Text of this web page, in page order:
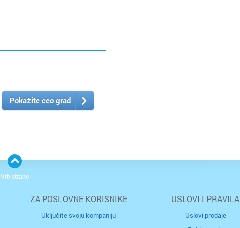
Pokažite ceo grad
ZA POSLOVNE KORISNIKE
Uključite svoju kompaniju
USLOVI I PRAVILA
Uslovi prodaje
Vrh strane